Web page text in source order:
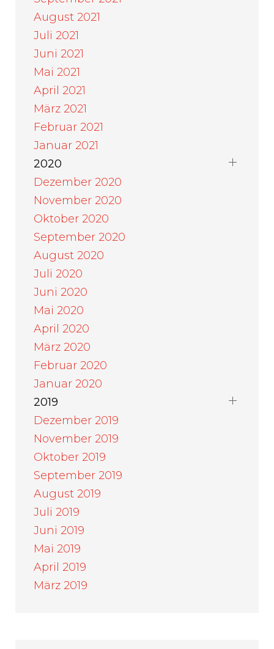
August 2021
Juli 2021
Juni 2021
Mai 2021
April 2021
März 2021
Februar 2021
Januar 2021
2020
Dezember 2020
November 2020
Oktober 2020
September 2020
August 2020
Juli 2020
Juni 2020
Mai 2020
April 2020
März 2020
Februar 2020
Januar 2020
2019
Dezember 2019
November 2019
Oktober 2019
September 2019
August 2019
Juli 2019
Juni 2019
Mai 2019
April 2019
März 2019